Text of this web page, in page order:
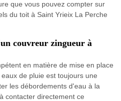
que vous pouvez compter sur
du toit à Saint Yrieix La Perche
couvreur zingueur à
en matière de mise en place
de pluie est toujours une
les débordements d'eau à la
contacter directement ce